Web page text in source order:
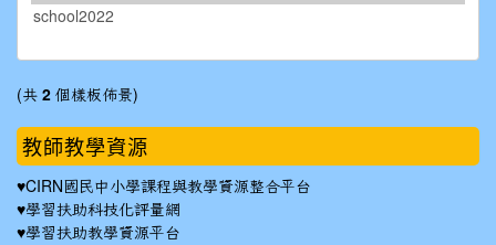
(共 2 個樣板佈景)
教師教學資源
♥CIRN國民中小學課程與教學資源整合平台
♥學習扶助科技化評量網
♥學習扶助教學資源平台